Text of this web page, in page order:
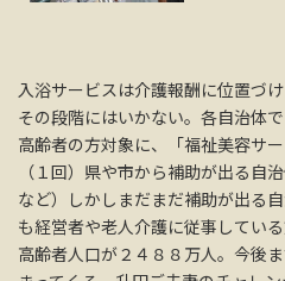
入浴サービスは介護報酬に位置づ
その段階にはいかない。各自治体
高齢者の方対象に、「福祉美容サ
（１回）県や市から補助が出る自
など）しかしまだまだ補助が出る
も経営者や老人介護に従事してい
高齢者人口が２４８８万人。今後